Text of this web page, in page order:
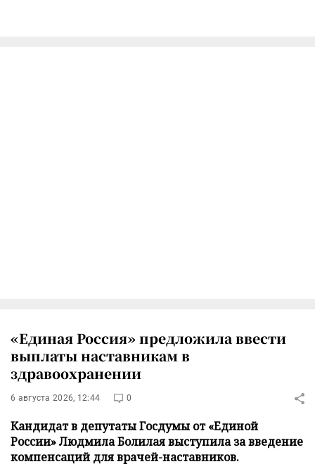
«Единая Россия» предложила ввести
выплаты наставникам в
здравоохранении
6 августа 2026, 12:44 0
Кандидат в депутаты Госдумы от «Единой
России» Людмила Болилая выступила за введение
компенсаций для врачей-наставников.